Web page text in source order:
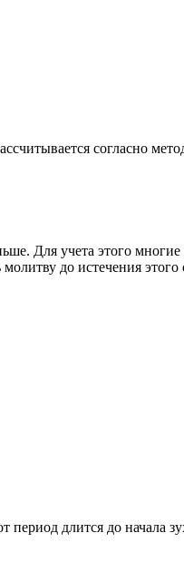
согласно
Для учета этого
до истечения этого
период длится до начала